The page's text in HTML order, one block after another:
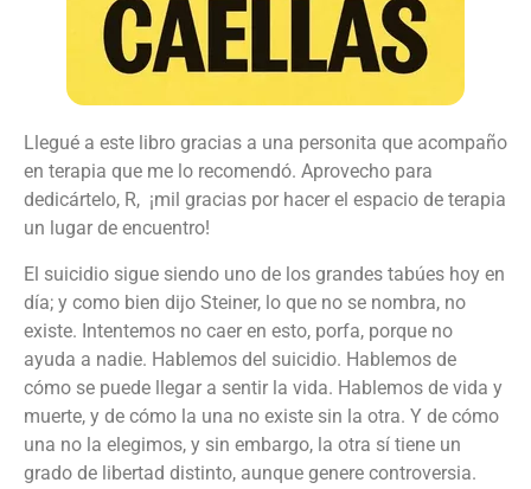
Llegué a este libro gracias a una personita que acompaño
en terapia que me lo recomendó. Aprovecho para
dedicártelo, R, ¡mil gracias por hacer el espacio de terapia
un lugar de encuentro!
El suicidio sigue siendo uno de los grandes tabúes hoy en
día; y como bien dijo Steiner, lo que no se nombra, no
existe. Intentemos no caer en esto, porfa, porque no
ayuda a nadie. Hablemos del suicidio. Hablemos de
cómo se puede llegar a sentir la vida. Hablemos de vida y
muerte, y de cómo la una no existe sin la otra. Y de cómo
una no la elegimos, y sin embargo, la otra sí tiene un
grado de libertad distinto, aunque genere controversia.